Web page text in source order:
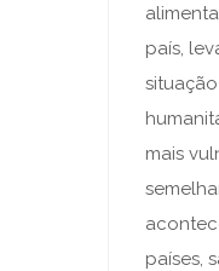
país,
mais
países,